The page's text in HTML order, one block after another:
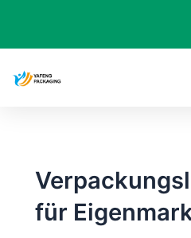
springen
für